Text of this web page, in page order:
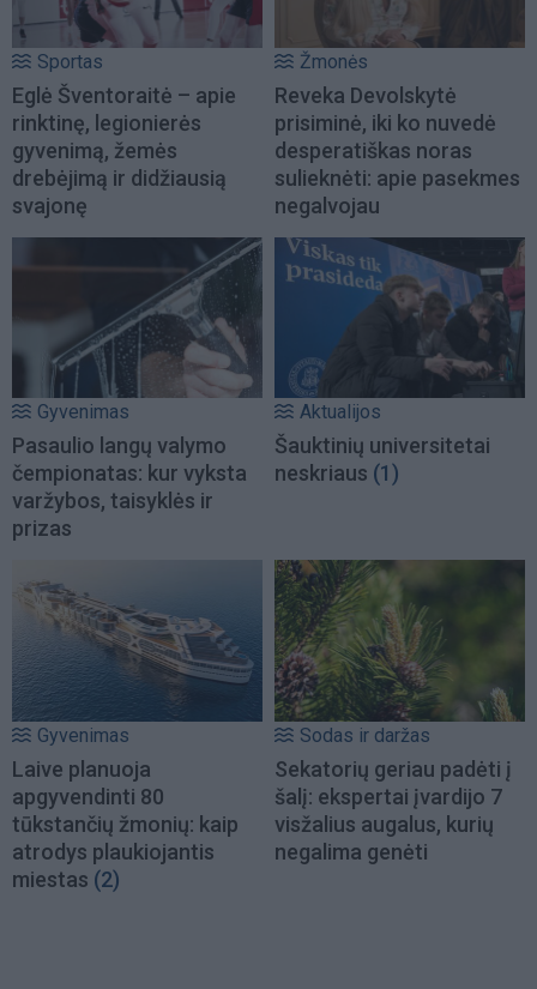
Sportas
Eglė Šventoraitė – apie
rinktinę, legionierės
gyvenimą, žemės
drebėjimą ir didžiausią
svajonę
Žmonės
Reveka Devolskytė
prisiminė, iki ko nuvedė
desperatiškas noras
sulieknėti: apie pasekmes
negalvojau
Gyvenimas
Pasaulio langų valymo
čempionatas: kur vyksta
varžybos, taisyklės ir
prizas
Aktualijos
Šauktinių universitetai
neskriaus (1)
Gyvenimas
Laive planuoja
apgyvendinti 80
tūkstančių žmonių: kaip
atrodys plaukiojantis
miestas (2)
Sodas ir daržas
Sekatorių geriau padėti į
šalį: ekspertai įvardijo 7
visžalius augalus, kurių
negalima genėti